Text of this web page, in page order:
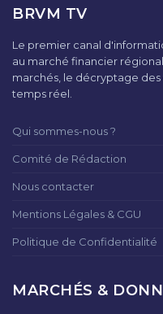
BRVM TV
Le premier canal
au marché financier
marchés, le décryptage
temps réel.
Qui sommes-nous ?
Comité de Rédaction
Nous contacter
Mentions Légales & CGU
Politique de Confidentialité
MARCHÉS &